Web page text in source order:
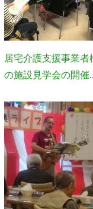
居宅介護支援事業者
の施設見学会の開催